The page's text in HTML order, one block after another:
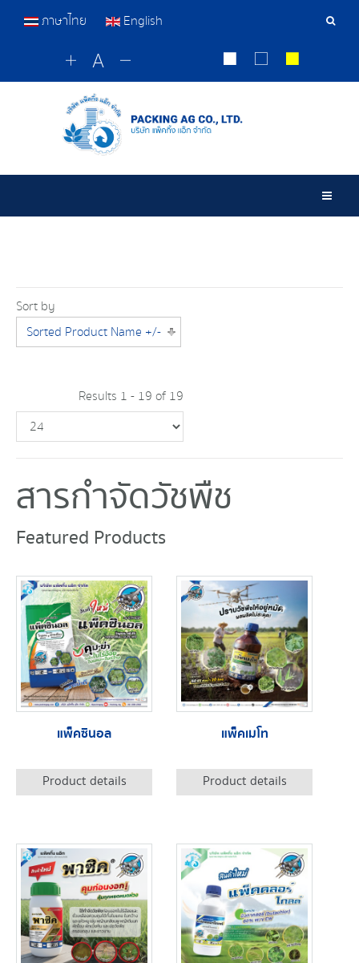
ภาษาไทย English
Sort by
Sorted Product Name +/-
Results 1 - 19 of 19
สารกำจัดวัชพืช
Featured Products
แพ็คซินอล
Product details
แพ็คเมโท
Product details